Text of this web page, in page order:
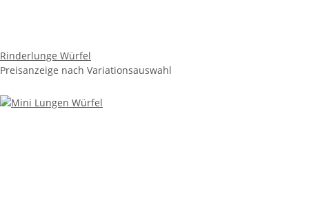
Rinderlunge Würfel
Preisanzeige nach Variationsauswahl